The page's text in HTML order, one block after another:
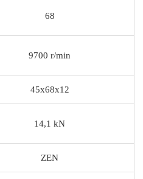
68
9700 r/min
45x68x12
14,1 kN
ZEN